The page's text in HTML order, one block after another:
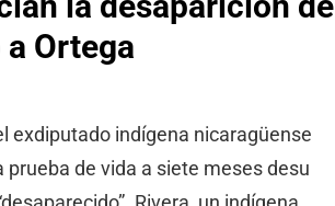
Ortega
exdiputado indígena nicaragüense
prueba de vida a siete meses desu